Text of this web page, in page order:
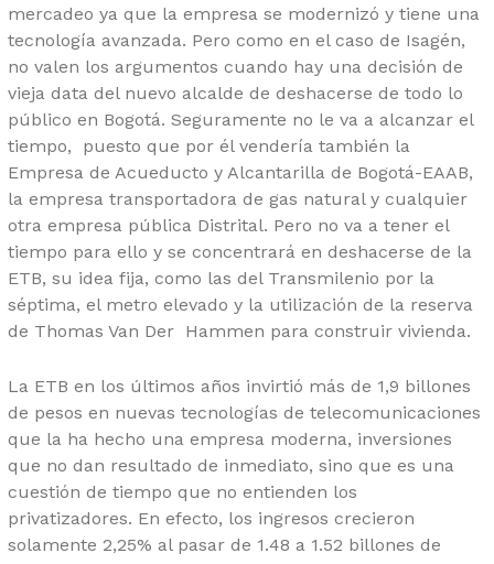
mercadeo ya que la empresa se modernizó y tiene una
tecnología avanzada. Pero como en el caso de Isagén,
no valen los argumentos cuando hay una decisión de
vieja data del nuevo alcalde de deshacerse de todo lo
público en Bogotá. Seguramente no le va a alcanzar el
tiempo, puesto que por él vendería también la
Empresa de Acueducto y Alcantarilla de Bogotá-EAAB,
la empresa transportadora de gas natural y cualquier
otra empresa pública Distrital. Pero no va a tener el
tiempo para ello y se concentrará en deshacerse de la
ETB, su idea fija, como las del Transmilenio por la
séptima, el metro elevado y la utilización de la reserva
de Thomas Van Der Hammen para construir vivienda.
La ETB en los últimos años invirtió más de 1,9 billones
de pesos en nuevas tecnologías de telecomunicaciones
que la ha hecho una empresa moderna, inversiones
que no dan resultado de inmediato, sino que es una
cuestión de tiempo que no entienden los
privatizadores. En efecto, los ingresos crecieron
solamente 2,25% al pasar de 1.48 a 1.52 billones de